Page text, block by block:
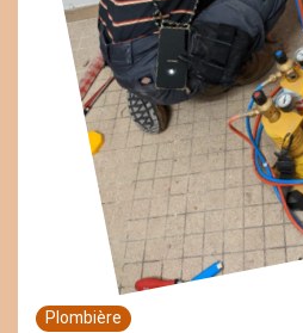
Plombière